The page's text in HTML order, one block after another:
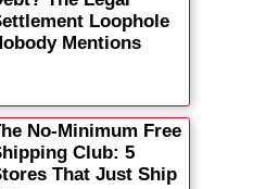
Фотобанк
Пресцентр